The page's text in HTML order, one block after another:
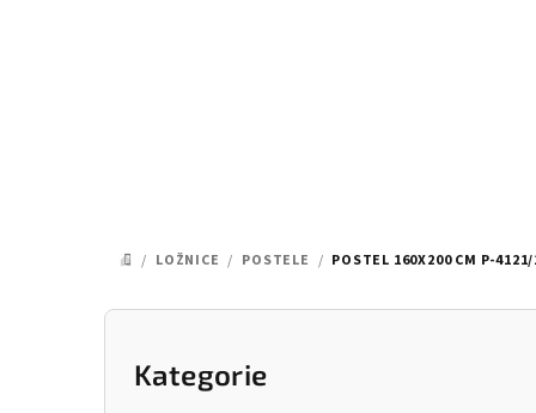
DOMŮ
/ LOŽNICE / POSTELE / POSTEL 160X200 CM P-
P
Přeskočit
kategorie
Kategorie